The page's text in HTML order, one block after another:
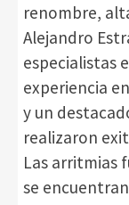
renombre,
Alejandro
especialistas
experiencia
y un
realizaron
Las arritmias
se